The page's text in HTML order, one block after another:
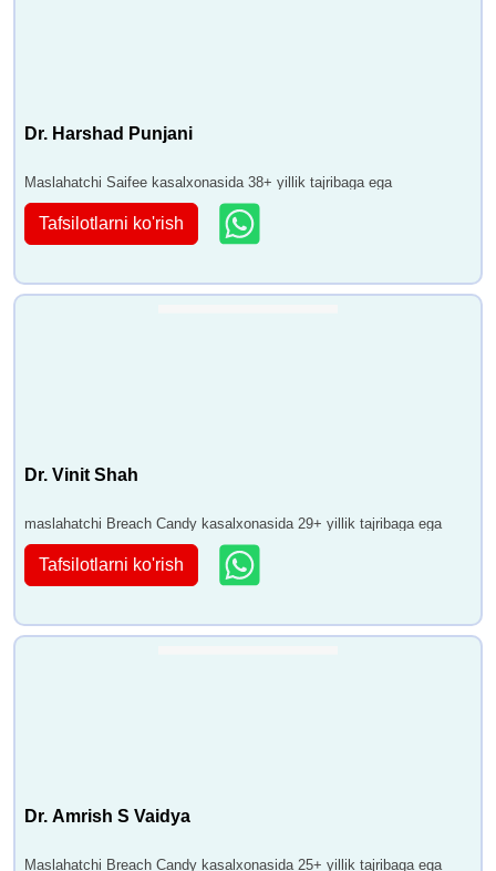
Dr. Harshad Punjani
Maslahatchi Saifee kasalxonasida 38+ yillik tajribaga ega
Tafsilotlarni ko'rish
Dr. Vinit Shah
maslahatchi Breach Candy kasalxonasida 29+ yillik tajribaga ega
Tafsilotlarni ko'rish
Dr. Amrish S Vaidya
Maslahatchi Breach Candy kasalxonasida 25+ yillik tajribaga ega